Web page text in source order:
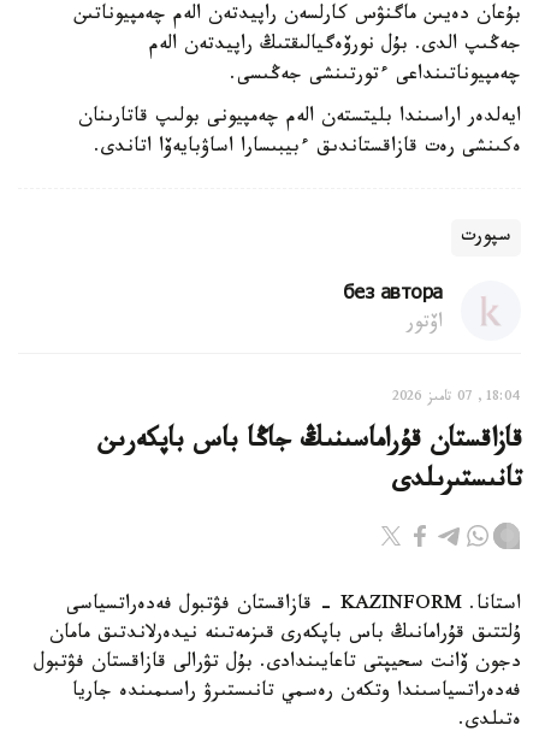
بۇعان دەيىن ماگنۋس كارلسەن راپيدتەن الەم چەمپيوناتىن
جەڭىپ الدى. بۇل نورۆەگيالىقتىڭ راپيدتەن الەم
چەمپيوناتىنداعى ءتورتىنشى جەڭىسى.
ايەلدەر اراسىندا بليتستەن الەم چەمپيونى بولىپ قاتارىنان
ەكىنشى رەت قازاقستاندىق ءبيبىسارا اساۋبايەۆا اتاندى.
سپورت
без автора
اۆتور
18:04, 07 تامىز 2026
قازاقستان قۇراماسىنىڭ جاڭا باس باپكەرىن
تانىستىرىلدى
استانا. KAZINFORM - قازاقستان فۋتبول فەدەراتسياسى
ۇلتتىق قۇرامانىڭ باس باپكەرى قىزمەتىنە نيدەرلاندتىق مامان
دجون ۆانت سحيپتى تاعايىندادى. بۇل تۋرالى قازاقستان فۋتبول
فەدەراتسياسىندا وتكەن رەسمي تانىستىرۋ راسىمىندە جاريا
ەتىلدى.